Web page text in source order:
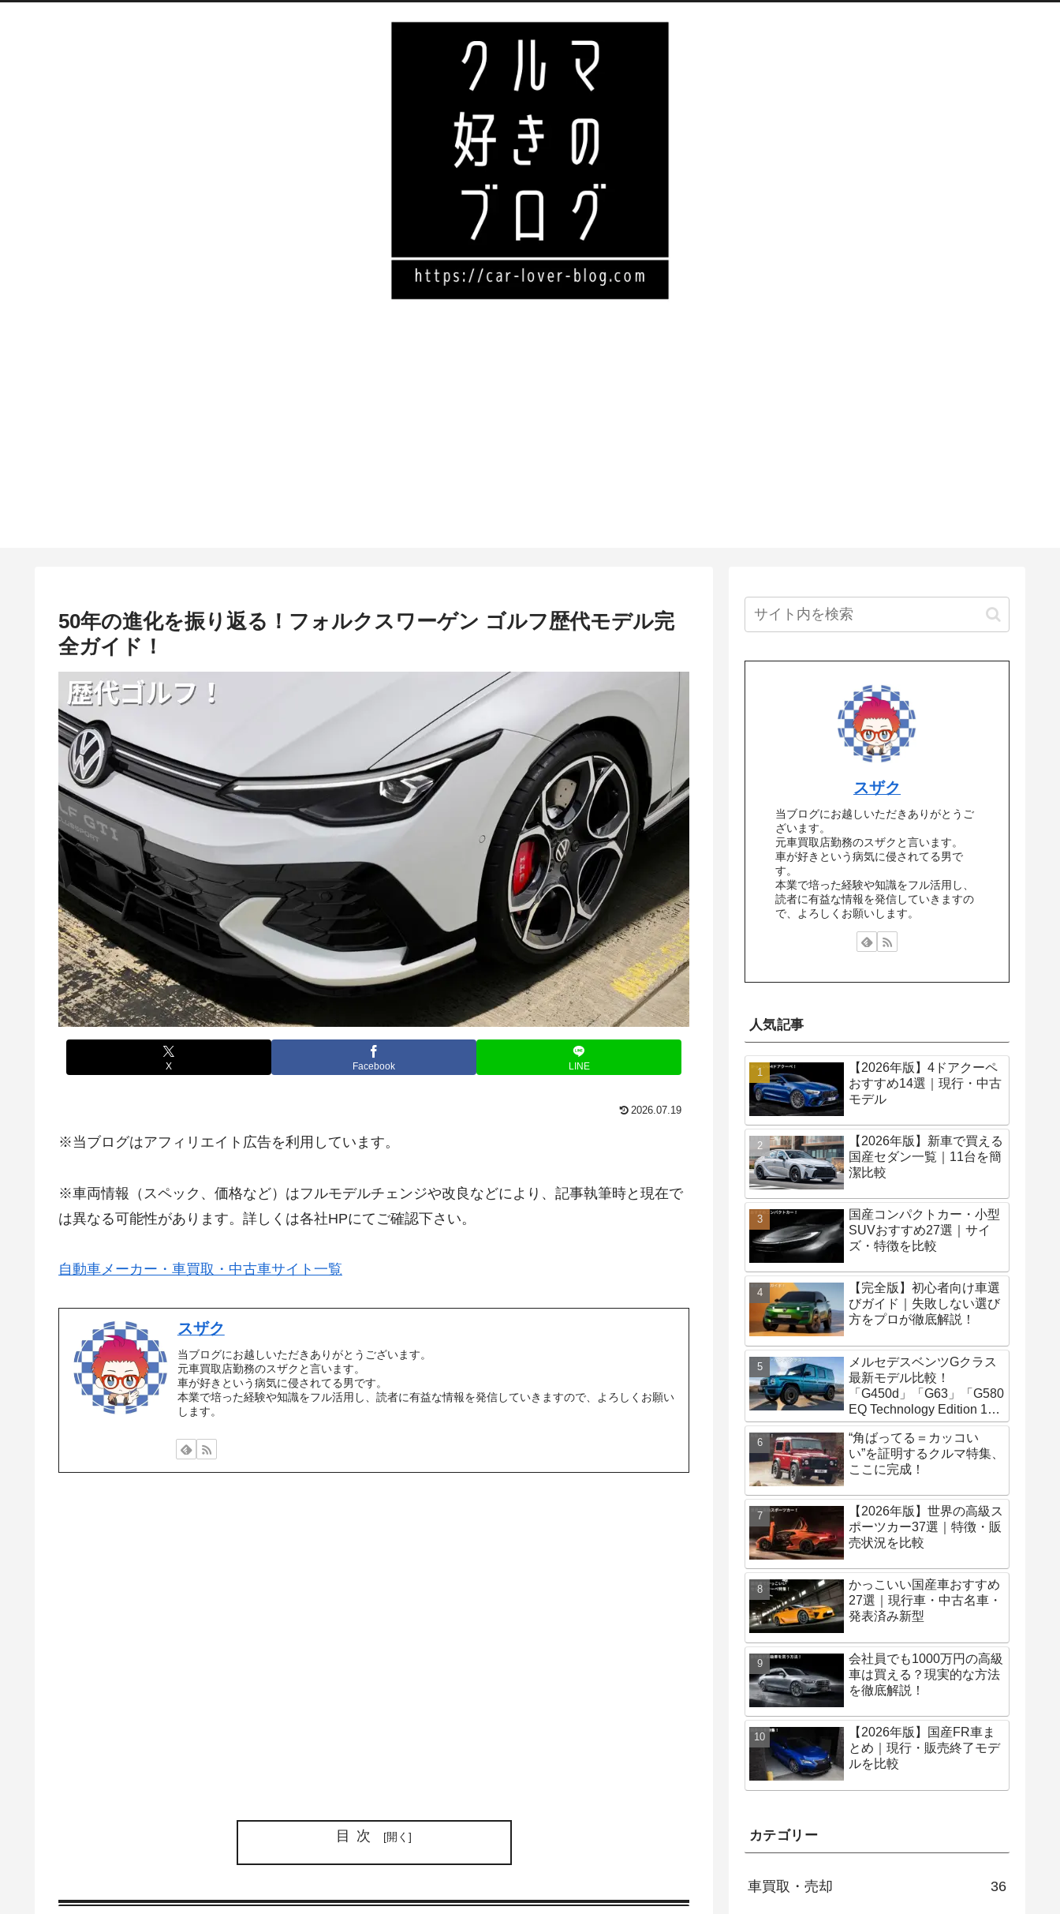
50年の進化を振り返る！フォルクスワーゲン ゴルフ歴代モデル完
全ガイド！
X Facebook LINE
2026.07.19
※当ブログはアフィリエイト広告を利用しています。
※車両情報（スペック、価格など）はフルモデルチェンジや改良などにより、記事執筆時と現在で
は異なる可能性があります。詳しくは各社HPにてご確認下さい。
自動車メーカー・車買取・中古車サイト一覧
スザク
当ブログにお越しいただきありがとうございます。
元車買取店勤務のスザクと言います。
車が好きという病気に侵されてる男です。
本業で培った経験や知識をフル活用し、読者に有益な情報を発信していきますので、よろしくお願い
します。
目次
スザク
当ブログにお越しいただきありがとうご
ざいます。
元車買取店勤務のスザクと言います。
車が好きという病気に侵されてる男で
す。
本業で培った経験や知識をフル活用し、
読者に有益な情報を発信していきますの
で、よろしくお願いします。
人気記事
【2026年版】4ドアクーペ
おすすめ14選｜現行・中古
モデル
【2026年版】新車で買える
国産セダン一覧｜11台を簡
潔比較
国産コンパクトカー・小型
SUVおすすめ27選｜サイ
ズ・特徴を比較
【完全版】初心者向け車選
びガイド｜失敗しない選び
方をプロが徹底解説！
メルセデスベンツGクラス
最新モデル比較！
「G450d」「G63」「G580
EQ Technology Edition 1」
の魅力を探る！
“角ばってる＝カッコい
い”を証明するクルマ特集、
ここに完成！
【2026年版】世界の高級ス
ポーツカー37選｜特徴・販
売状況を比較
かっこいい国産車おすすめ
27選｜現行車・中古名車・
発表済み新型
会社員でも1000万円の高級
車は買える？現実的な方法
を徹底解説！
【2026年版】国産FR車ま
とめ｜現行・販売終了モデ
ルを比較
カテゴリー
車買取・売却 36